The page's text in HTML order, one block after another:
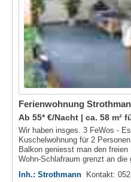
Ferienwohnung
Ab 55* €/Nacht | ca. 58 m²
Wir haben insges. 3 FeWos -
Kuschelwohnung für 2
Balkon geniesst man den
Wohn-Schlafraum grenzt an die
Inh.: Strothmann
Kontakt: